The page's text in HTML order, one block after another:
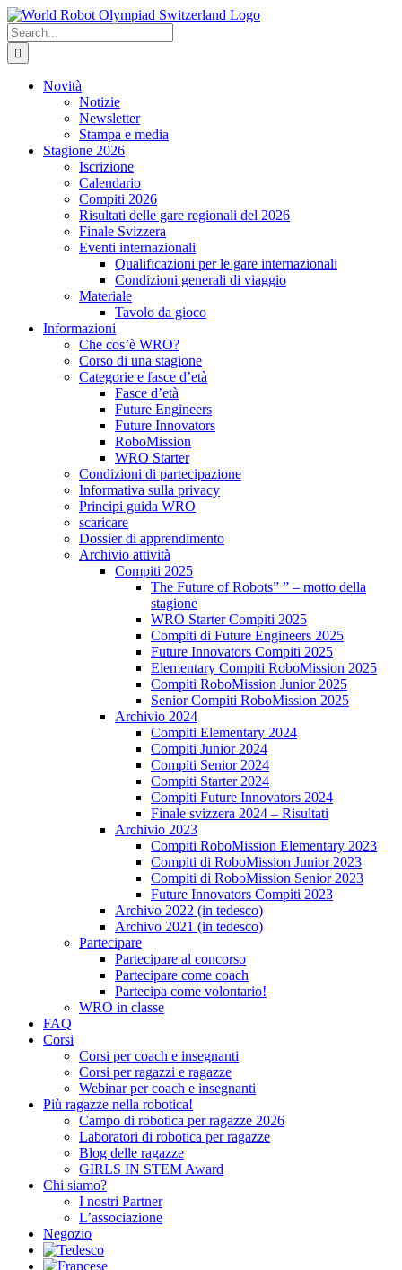
Skip
to
content
Search
for:
Novità
Notizie
Newsletter
Stampa e media
Stagione 2026
Iscrizione
Calendario
Compiti 2026
Risultati delle gare regionali del 2026
Finale Svizzera
Eventi internazionali
Qualificazioni per le gare internazionali
Condizioni generali di viaggio
Materiale
Tavolo da gioco
Informazioni
Che cos’è WRO?
Corso di una stagione
Categorie e fasce d’età
Fasce d’età
Future Engineers
Future Innovators
RoboMission
WRO Starter
Condizioni di partecipazione
Informativa sulla privacy
Principi guida WRO
scaricare
Dossier di apprendimento
Archivio attività
Compiti 2025
The Future of Robots” ” – motto della
stagione
WRO Starter Compiti 2025
Compiti di Future Engineers 2025
Future Innovators Compiti 2025
Elementary Compiti RoboMission 2025
Compiti RoboMission Junior 2025
Senior Compiti RoboMission 2025
Archivio 2024
Compiti Elementary 2024
Compiti Junior 2024
Compiti Senior 2024
Compiti Starter 2024
Compiti Future Innovators 2024
Finale svizzera 2024 – Risultati
Archivio 2023
Compiti RoboMission Elementary 2023
Compiti di RoboMission Junior 2023
Compiti di RoboMission Senior 2023
Future Innovators Compiti 2023
Archivo 2022 (in tedesco)
Archivo 2021 (in tedesco)
Partecipare
Partecipare al concorso
Partecipare come coach
Partecipa come volontario!
WRO in classe
FAQ
Corsi
Corsi per coach e insegnanti
Corsi per ragazzi e ragazze
Webinar per coach e insegnanti
Più ragazze nella robotica!
Campo di robotica per ragazze 2026
Laboratori di robotica per ragazze
Blog delle ragazze
GIRLS IN STEM Award
Chi siamo?
I nostri Partner
L’associazione
Negozio